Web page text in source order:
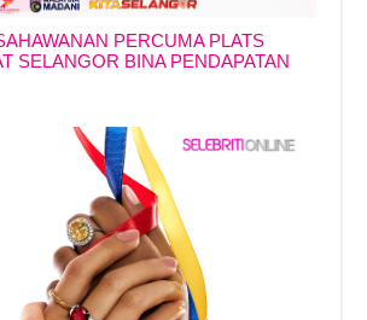
PERCUMA PLATS
SELANGOR BINA PENDAPATAN